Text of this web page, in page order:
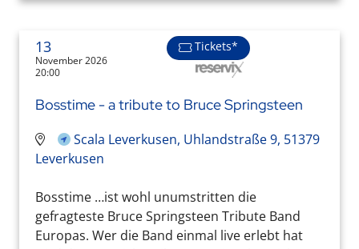
13
November 2026
20:00
Tickets*
Bosstime - a tribute to Bruce Springsteen
Scala Leverkusen, Uhlandstraße 9, 51379
Leverkusen
Bosstime …ist wohl unumstritten die
gefragteste Bruce Springsteen Tribute Band
Europas. Wer die Band einmal live erlebt hat